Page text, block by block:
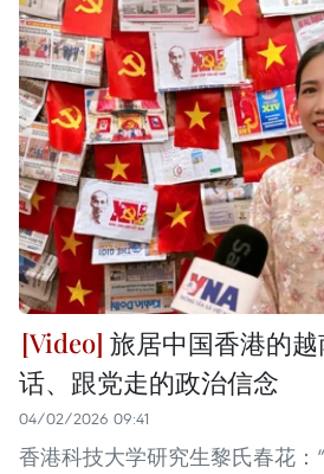
旅居中国香港的
话、跟党走的政治信念
04/02/2026 09:41
香港科技大学研究生黎氏春花：